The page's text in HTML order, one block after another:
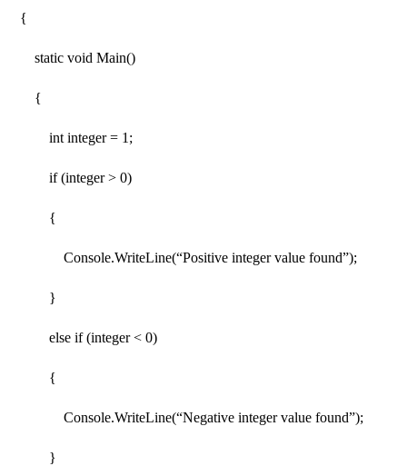
{
static void Main()
{
int integer = 1;
if (integer > 0)
{
Console.WriteLine(“Positive integer value found”);
}
else if (integer < 0)
{
Console.WriteLine(“Negative integer value found”);
}